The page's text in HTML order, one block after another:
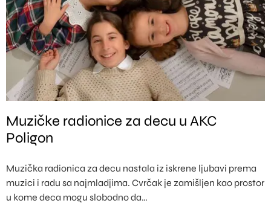
Muzičke radionice za decu u AKC
Poligon
Muzička radionica za decu nastala iz iskrene ljubavi prema
muzici i radu sa najmladjima. Cvrčak je zamišljen kao prostor
u kome deca mogu slobodno da…